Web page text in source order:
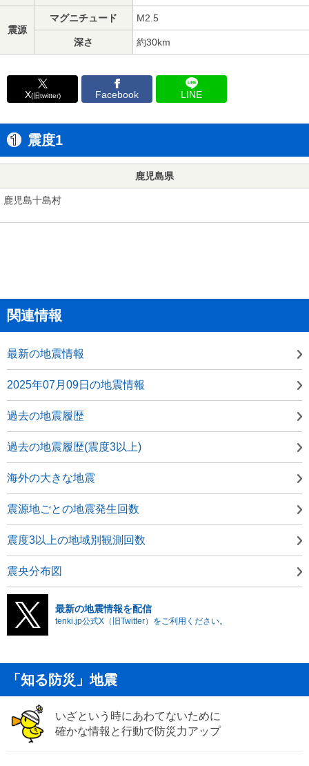
震源
マグニチュード M2.5
深さ 約30km
X(旧twitter) Facebook LINE
震度1
鹿児島県
鹿児島十島村
関連情報
最新の地震情報
2025年07月09日の地震情報
過去の地震履歴
過去の地震履歴(震度3以上)
海外の大きな地震
震源地ごとの地震発生回数
震度3以上の地域別観測回数
震央分布図
最新の地震情報を配信
tenki.jp公式X（旧Twitter）をご利用ください。
「知る防災」地震
いざという時にあわてないために
確かな情報と行動で防災力アップ